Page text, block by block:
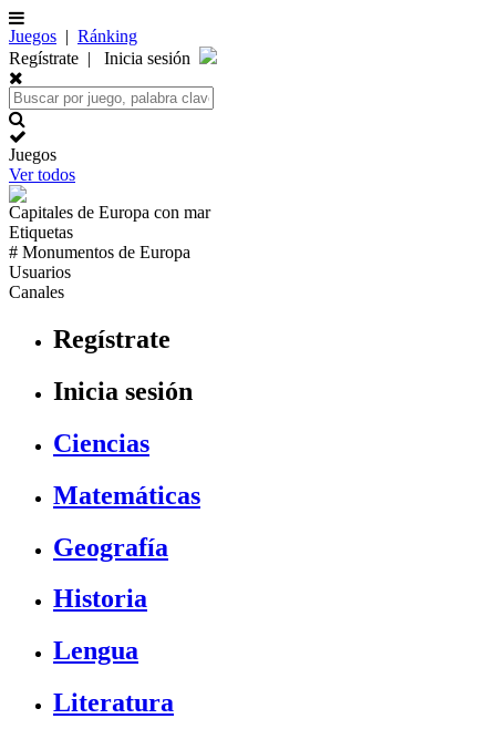
Juegos | Ránking
Regístrate | Inicia sesión
Juegos
Ver todos
Capitales de Europa con mar
Etiquetas
# Monumentos de Europa
Usuarios
Canales
Regístrate
Inicia sesión
Ciencias
Matemáticas
Geografía
Historia
Lengua
Literatura